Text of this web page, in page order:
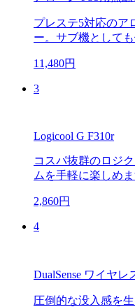
プレステ5対応のア
ー。サブ機としても
11,480円
3
Logicool G F310r
コスパ抜群のロジ
ムを手軽に楽しめま
2,860円
4
DualSense ワイヤ
圧倒的な没入感を